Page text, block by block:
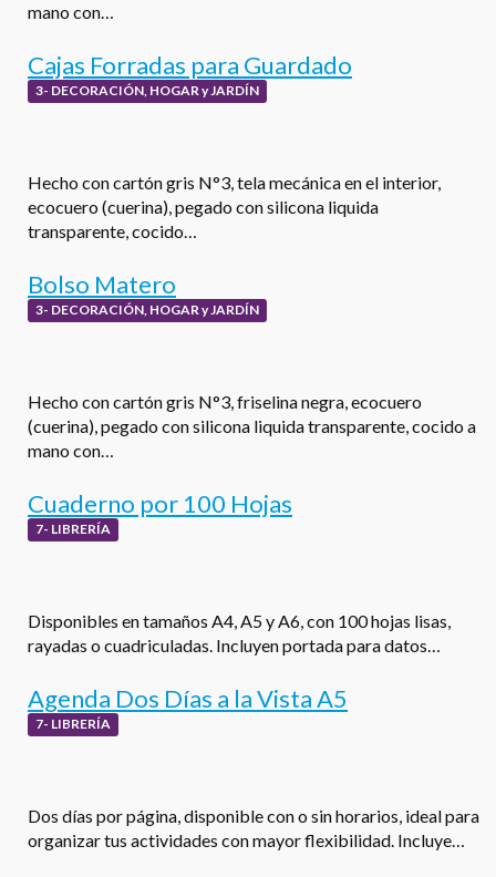
mano con…
Cajas Forradas para Guardado
3- DECORACIÓN, HOGAR y JARDÍN
Hecho con cartón gris N°3, tela mecánica en el interior,
ecocuero (cuerina), pegado con silicona liquida
transparente, cocido…
Bolso Matero
3- DECORACIÓN, HOGAR y JARDÍN
Hecho con cartón gris N°3, friselina negra, ecocuero
(cuerina), pegado con silicona liquida transparente, cocido a
mano con…
Cuaderno por 100 Hojas
7- LIBRERÍA
Disponibles en tamaños A4, A5 y A6, con 100 hojas lisas,
rayadas o cuadriculadas. Incluyen portada para datos…
Agenda Dos Días a la Vista A5
7- LIBRERÍA
Dos días por página, disponible con o sin horarios, ideal para
organizar tus actividades con mayor flexibilidad. Incluye…